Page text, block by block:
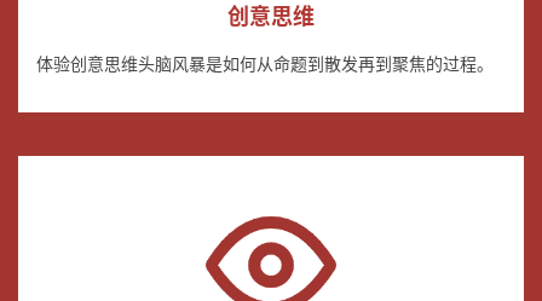
创意思维
体验创意思维头脑风暴是如何从命题到散发再到聚焦的过程。